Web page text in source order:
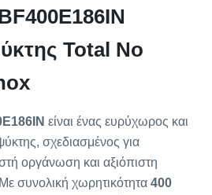
Total No
είναι ένας ευρύχωρος και
σχεδιασμένος για
οργάνωση και αξιόπιστη
συνολική χωρητικότητα 400